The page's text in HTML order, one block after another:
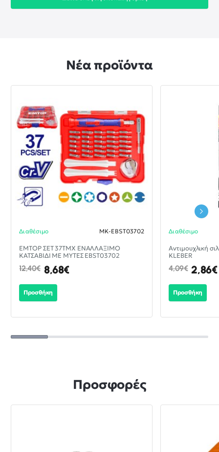
Νέα προϊόντα
-30%
Διαθέσιμο MK-EBST03702
EMTOP ΣΕΤ 37ΤΜΧ ΕΝΑΛΛΑΞΙΜΟ
ΚΑΤΣΑΒΙΔΙ ΜΕ ΜΥΤΕΣ EBST03702
8,68€
12,40€
Προσθήκη
Διαθέσιμο
Αντιμουχλική
KLEBER
2,86€
4,09€
Προσθήκη
Προσφορές